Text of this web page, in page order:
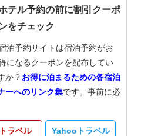
テル予約の前に割引クーポ
ンをチェック
泊予約サイトは宿泊予約がお
になるクーポンを配布してい
か？ お得に泊まるための各宿泊
ーへのリンク集です。事前に必
ラベル Yahooトラベル